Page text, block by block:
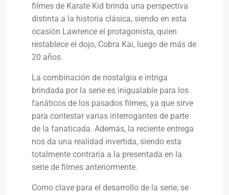
filmes de Karate Kid brinda una perspectiva
distinta a la historia clásica, siendo en esta
ocasión Lawrence el protagonista, quien
restablece el dojo, Cobra Kai, luego de más de
20 años.
La combinación de nostalgia e intriga
brindada por la serie es inigualable para los
fanáticos de los pasados filmes, ya que sirve
para contestar varias interrogantes de parte
de la fanaticada. Además, la reciente entrega
nos da una realidad invertida, siendo esta
totalmente contraria a la presentada en la
serie de filmes anteriormente.
Como clave para el desarrollo de la serie, se